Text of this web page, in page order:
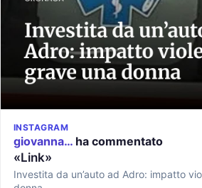
INSTAGRAM
giovanna… ha commentato
«Link»
Investita da un’auto ad Adro: impatto